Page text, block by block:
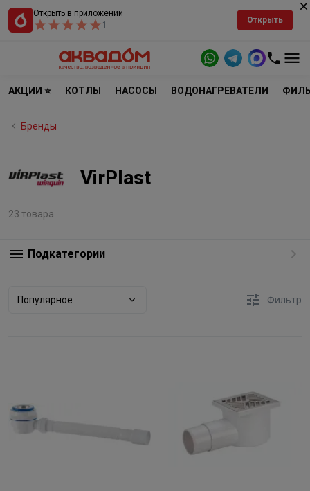
Открыть в приложении
1
Открыть
АКЦИИ ⭐ КОТЛЫ НАСОСЫ ВОДОНАГРЕВАТЕЛИ
Бренды
VirPlast
23 товара
Подкатегории
Популярное Фильтр